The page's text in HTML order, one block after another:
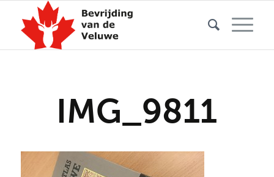
IMG_9811